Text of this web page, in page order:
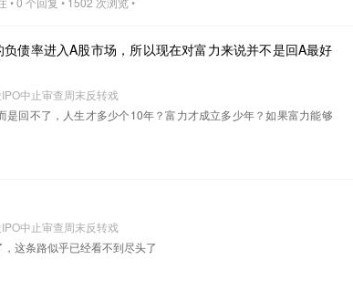
债率进入A股市场，所以现在对富力来说并不是回A最好
中止审查周末反转戏
是回不了，人生才多少个10年？富力才成立多少年？如果富力能够
中止审查周末反转戏
这条路似乎已经看不到尽头了